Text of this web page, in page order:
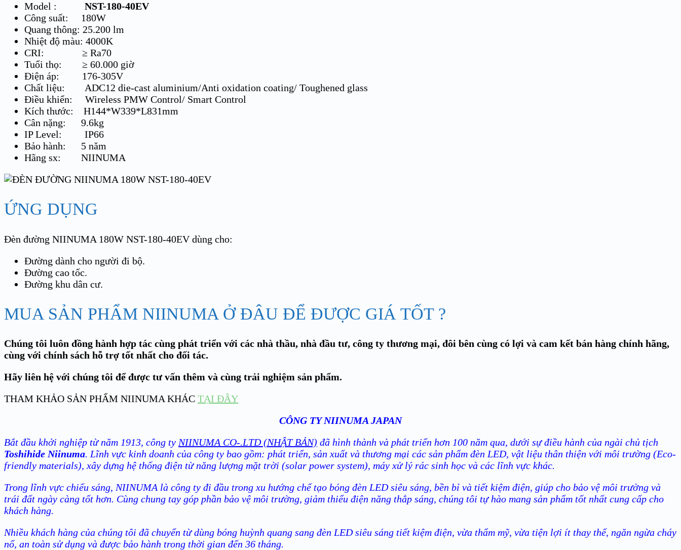
Model : NST-180-40EV
Công suất: 180W
Quang thông: 25.200 lm
Nhiệt độ màu: 4000K
CRI: ≥ Ra70
Tuổi thọ: ≥ 60.000 giờ
Điện áp: 176-305V
Chất liệu: ADC12 die-cast aluminium/Anti oxidation coating/ Toughened glass
Điều khiển: Wireless PMW Control/ Smart Control
Kích thước: H144*W339*L831mm
Cân nặng: 9.6kg
IP Level: IP66
Bảo hành: 5 năm
Hãng sx: NIINUMA
ỨNG DỤNG
Đèn đường NIINUMA 180W NST-180-40EV dùng cho:
Đường dành cho người đi bộ.
Đường cao tốc.
Đường khu dân cư.
MUA SẢN PHẨM NIINUMA Ở ĐÂU ĐỂ ĐƯỢC GIÁ TỐT ?
Chúng tôi luôn đồng hành hợp tác cùng phát triển với các nhà thầu, nhà đầu tư, công ty thương mại, đôi bên cùng có lợi và cam kết bán hàng chính hãng,
cùng với chính sách hỗ trợ tốt nhất cho đối tác.
Hãy liên hệ với chúng tôi để được tư vấn thêm và cùng trải nghiệm sản phẩm.
THAM KHẢO SẢN PHẨM NIINUMA KHÁC TẠI ĐÂY
CÔNG TY NIINUMA JAPAN
Bắt đầu khởi nghiệp từ năm 1913, công ty NIINUMA CO-.LTD (NHẬT BẢN) đã hình thành và phát triển hơn 100 năm qua, dưới sự điều hành của ngài chủ tịch
Toshihide Niinuma. Lĩnh vực kinh doanh của công ty bao gồm: phát triển, sản xuất và thương mại các sản phẩm đèn LED, vật liệu thân thiện với môi trường (Eco-
friendly materials), xây dựng hệ thống điện từ năng lượng mặt trời (solar power system), máy xử lý rác sinh học và các lĩnh vực khác.
Trong lĩnh vực chiếu sáng, NIINUMA là công ty đi đầu trong xu hướng chế tạo bóng đèn LED siêu sáng, bền bỉ và tiết kiệm điện, giúp cho bảo vệ môi trường và
trái đất ngày càng tốt hơn. Cùng chung tay góp phần bảo vệ môi trường, giảm thiểu điện năng thắp sáng, chúng tôi tự hào mang sản phẩm tốt nhất cung cấp cho
khách hàng.
Nhiều khách hàng của chúng tôi đã chuyển từ dùng bóng huỳnh quang sang đèn LED siêu sáng tiết kiệm điện, vừa thẩm mỹ, vừa tiện lợi ít thay thế, ngăn ngừa cháy
nổ, an toàn sử dụng và được bảo hành trong thời gian đến 36 tháng.